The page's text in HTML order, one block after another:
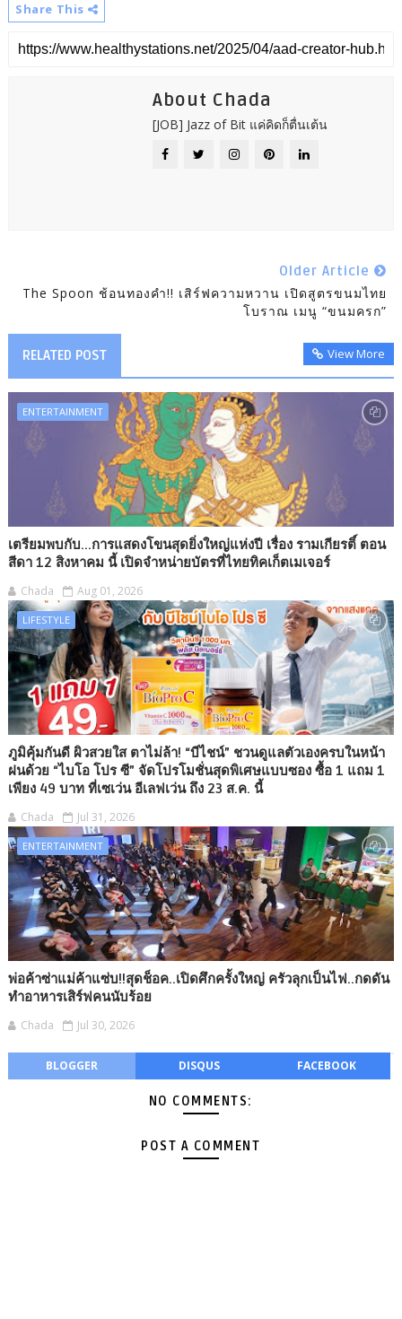
Share This
About Chada
[JOB] Jazz of Bit แค่คิดก็ตื่นเต้น
Older Article
The Spoon ช้อนทองคำ!! เสิร์ฟความหวาน เปิดสูตรขนมไทย
โบราณ เมนู “ขนมครก”
RELATED POST View More
ENTERTAINMENT
เตรียมพบกับ...การแสดงโขนสุดยิ่งใหญ่แห่งปี เรื่อง รามเกียรติ์ ตอน
สีดา 12 สิงหาคม นี้ เปิดจำหน่ายบัตรที่ไทยทิคเก็ตเมเจอร์
Chada Aug 01, 2026
LIFESTYLE
ภูมิคุ้มกันดี ผิวสวยใส ตาไม่ล้า! “บีไชน์” ชวนดูแลตัวเองครบในหน้า
ฝนด้วย “ไบโอ โปร ซี” จัดโปรโมชั่นสุดพิเศษแบบซอง ซื้อ 1 แถม 1
เพียง 49 บาท ที่เซเว่น อีเลฟเว่น ถึง 23 ส.ค. นี้
Chada Jul 31, 2026
ENTERTAINMENT
พ่อค้าซ่าแม่ค้าแซ่บ!!สุดช็อค..เปิดศึกครั้งใหญ่ ครัวลุกเป็นไฟ..กดดัน
ทำอาหารเสิร์ฟคนนับร้อย
Chada Jul 30, 2026
BLOGGER DISQUS FACEBOOK
NO COMMENTS:
POST A COMMENT